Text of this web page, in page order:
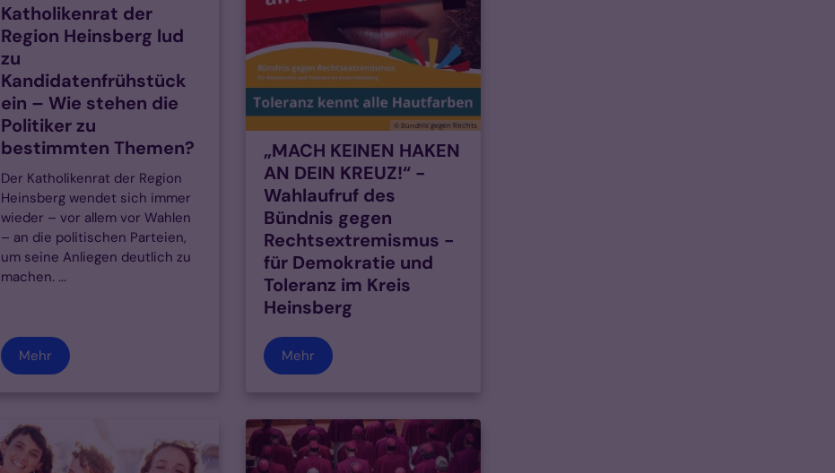
Katholikenrat der
Region Heinsberg lud
zu
Kandidatenfrühstück
ein – Wie stehen die
Politiker zu
bestimmten Themen?
Der Katholikenrat der Region
Heinsberg wendet sich immer
wieder – vor allem vor Wahlen
– an die politischen Parteien,
um seine Anliegen deutlich zu
machen. ...
Mehr
© Bündnis gegen Rechts
„MACH KEINEN HAKEN
AN DEIN KREUZ!“ -
Wahlaufruf des
Bündnis gegen
Rechtsextremismus -
für Demokratie und
Toleranz im Kreis
Heinsberg
Mehr